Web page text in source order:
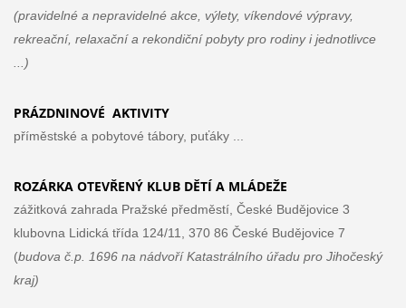
(pravidelné a nepravidelné akce, výlety, víkendové výpravy,
rekreační, relaxační a rekondiční pobytypro rodiny i jednotlivce
...)
PRÁZDNINOVÉ AKTIVITY
příměstské a pobytové tábory, puťáky ...
ROZÁRKA OTEVŘENÝ KLUB DĚTÍ A MLÁDEŽE
zážitková zahrada Pražské předměstí, České Budějovice 3
klubovna Lidická třída 124/11, 370 86 České Budějovice 7
(budova č.p. 1696 na nádvoříKatastrálního úřadu pro Jihočeský
kraj)